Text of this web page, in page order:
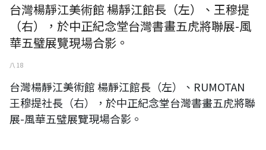
台灣楊靜江美術館 楊靜江館長（左）、王穆提
（右），於中正紀念堂台灣書畫五虎將聯展-風
華五璧展覽現場合影。
八 18
台灣楊靜江美術館 楊靜江館長（左）、RUMOTAN
王穆提社長（右），於中正紀念堂台灣書畫五虎將聯
展-風華五璧展覽現場合影。